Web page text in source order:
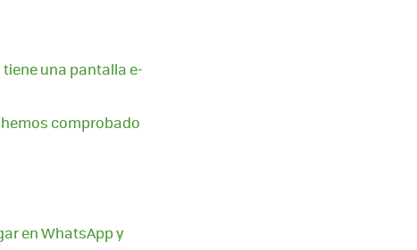
una pantalla e-
comprobado
en WhatsApp y